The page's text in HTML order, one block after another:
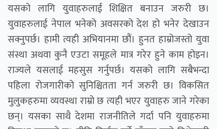
यसको लागि युवाहरुलाई शिक्षित बनाउन जरुरी छ।
युवाहरुलाई नेपाल भनेको अवसरको देश हो भनेर देखाउन
सक्नुपर्छ। हामी त्यही अभियानमा छौं। हुनत हाम्रोजस्तो युवा
संस्था अथवा कुनै एउटा समूहले मात्र गरेर हुने काम होइन।
राज्यले यसलाई महसुस गर्नुपर्छ। यसको लागि सबैभन्दा
पहिला रोजगारीको सुनिश्चितता गर्न जरुरी छ। विकसित
मुलुकहरुमा व्यवस्था राम्रो छ त्यही भएर युवाहरु जाने गरेका
छन्। यसका साथै देशमा राजनीतिले गर्दा पनि युवाहरुमा